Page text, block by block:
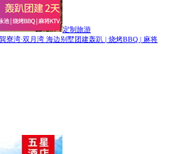
定制旅游
寮湾·双月湾 海边别墅团建轰趴 | 烧烤BBQ | 麻将